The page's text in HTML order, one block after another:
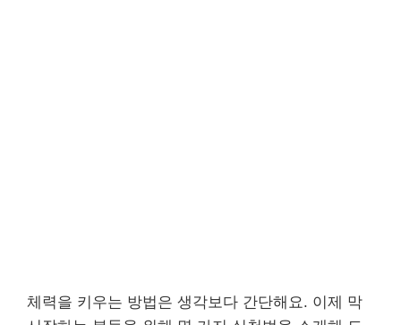
체력을 키우는 방법은 생각보다 간단해요. 이제 막